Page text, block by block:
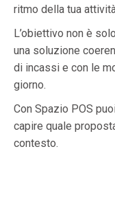
ritmo della tua
L’obiettivo non è
una soluzione
di incassi e con le
giorno.
Con Spazio POS
capire quale
contesto.